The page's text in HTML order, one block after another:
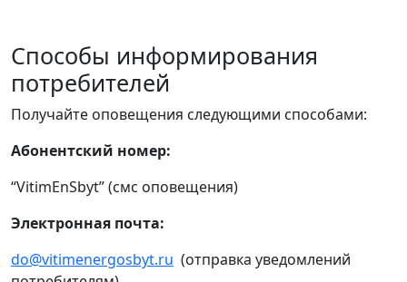
Способы информирования
потребителей
Получайте оповещения следующими способами:
Абонентский номер:
“VitimEnSbyt” (смс оповещения)
Электронная почта:
do@vitimenergosbyt.ru (отправка уведомлений